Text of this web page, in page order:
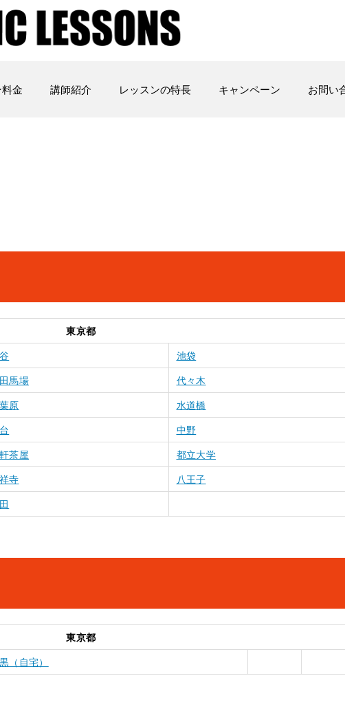
金 講師紹介 レッスンの特長 キャンペーン お問い
東京都
池袋
馬場
代々木
原
水道橋
中野
茶屋
都立大学
寺
八王子
東京都
（自宅）